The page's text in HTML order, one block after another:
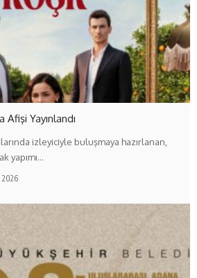
Afişi Yayınlandı
izleyiciyle buluşmaya hazırlanan,
yapımı…
2026